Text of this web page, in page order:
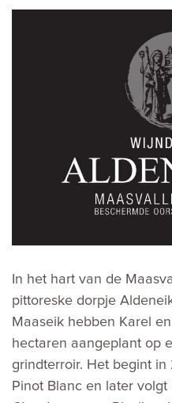
In het hart van de
pittoreske dorpje
Maaseik hebben Karel
hectaren aangeplant op
grindterroir. Het begint
Pinot Blanc en later volgt